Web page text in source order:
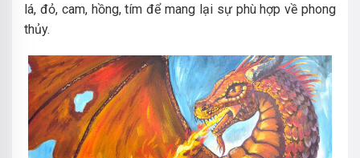
lá, đỏ, cam, hồng, tím để mang lại sự phù hợp về phong
thủy.